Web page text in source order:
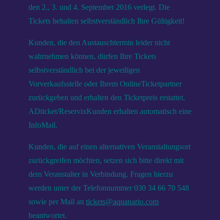
den 2., 3. und 4. September 2016 verlegt. Die
Tickets behalten selbstverständlich Ihre Gültigkeit!
Kunden, die den Austauschtermin leider nicht
wahrnehmen können, dürfen Ihre Tickets
selbstverständlich bei der jeweiligen
Vorverkaufsstelle oder Ihrem OnlineTicketpartner
zurückgeben und erhalten den Ticketpreis erstattet.
ADticket/ReservixKunden erhalten automatisch eine
InfoMail.
Kunden, die auf einen alternativen Veranstaltungsort
zurückgreifen möchten, setzen sich bitte direkt mit
dem Veranstalter in Verbindung. Fragen hierzu
werden unter der Telefonnummer 030 34 66 70 548
sowie per Mail an tickets@aquanario.com
beantwortet.